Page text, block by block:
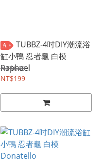
A
TUBBZ-4吋DIY潮流浴
缸小鴨 忍者龜 白模
Raphael
NT$649
NT$199